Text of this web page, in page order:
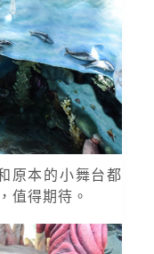
原本的小舞台都
值得期待。